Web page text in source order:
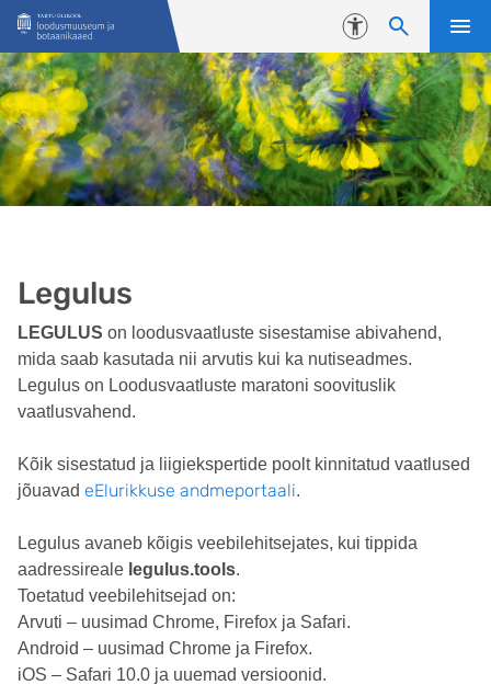
Liigu edasi põhisisu juurde
Juurdepääsetavus
Legulus
LEGULUS on loodusvaatluste sisestamise abivahend,
mida saab kasutada nii arvutis kui ka nutiseadmes.
Legulus on Loodusvaatluste maratoni soovituslik
vaatlusvahend.
Kõik sisestatud ja liigiekspertide poolt kinnitatud vaatlused
jõuavad eElurikkuse andmeportaali.
Legulus avaneb kõigis veebilehitsejates, kui tippida
aadressireale legulus.tools.
Toetatud veebilehitsejad on:
Arvuti – uusimad Chrome, Firefox ja Safari.
Android – uusimad Chrome ja Firefox.
iOS – Safari 10.0 ja uuemad versioonid.